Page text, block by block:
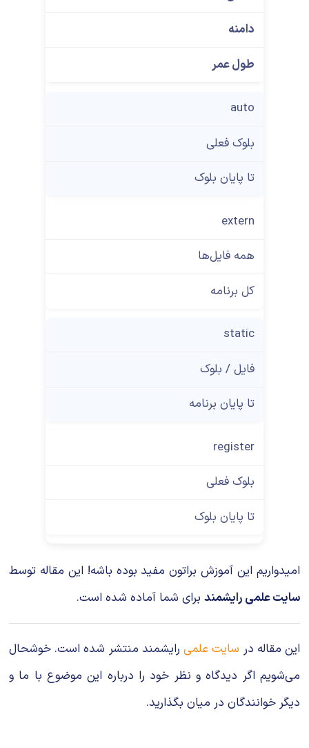
دامنه
طول عمر
auto
بلوک فعلی
تا پایان بلوک
extern
همه فایل‌ها
کل برنامه
static
فایل / بلوک
تا پایان برنامه
register
بلوک فعلی
تا پایان بلوک
امیدواریم این آموزش براتون مفید بوده باشه! این مقاله توسط
سایت علمی رایشمند برای شما آماده شده است.
این مقاله در سایت علمیرایشمند منتشر شده است. خوشحال
می‌شویم اگر دیدگاه و نظر خود را درباره این موضوع با ما و
دیگر خوانندگان در میان بگذارید.